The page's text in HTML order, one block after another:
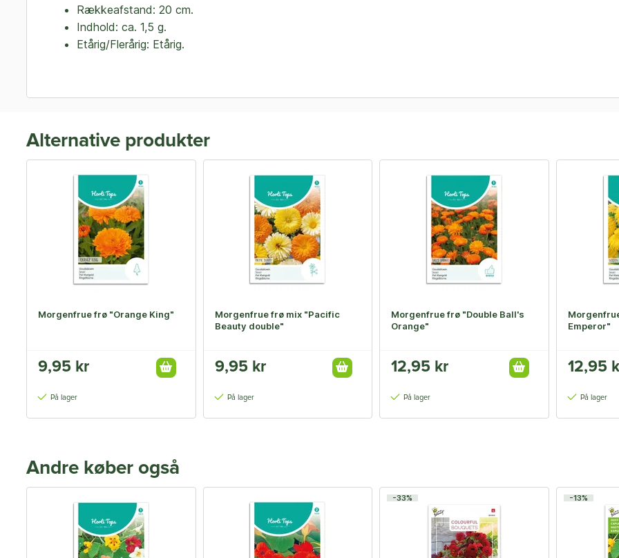
Rækkeafstand: 20 cm.
Indhold: ca. 1,5 g.
Etårig/Flerårig: Etårig.
Alternative produkter
Morgenfrue frø "Orange King"
9,95 kr
På lager
Morgenfrue frø mix "Pacific
Beauty double"
9,95 kr
På lager
Morgenfrue frø "Double Ball's
Orange"
12,95 kr
På lager
Emperor"
12,95
På lager
Andre køber også
-33% -13%